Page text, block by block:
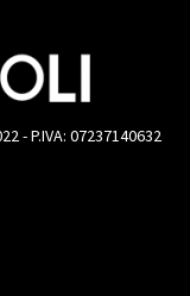
- P.IVA: 07237140632